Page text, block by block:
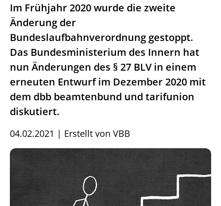
Im Frühjahr 2020 wurde die zweite
Änderung der
Bundeslaufbahnverordnung gestoppt.
Das Bundesministerium des Innern hat
nun Änderungen des § 27 BLV in einem
erneuten Entwurf im Dezember 2020 mit
dem dbb beamtenbund und tarifunion
diskutiert.
04.02.2021 | Erstellt von VBB